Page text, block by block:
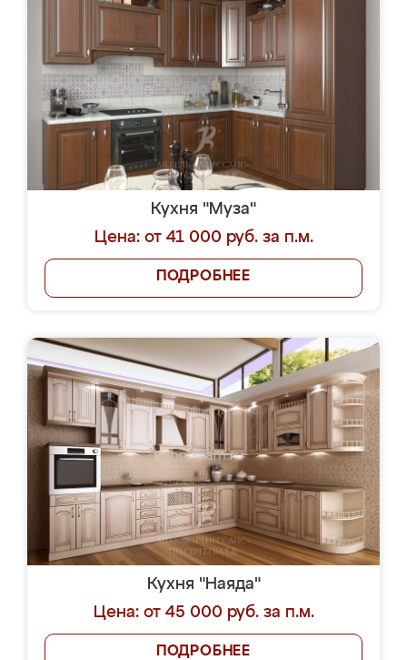
Кухня "Муза"
Цена: от 41 000 руб. за п.м.
ПОДРОБНЕЕ
Кухня "Наяда"
Цена: от 45 000 руб. за п.м.
ПОДРОБНЕЕ